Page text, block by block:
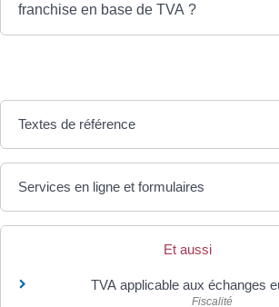
franchise en base de TVA ?
Textes de référence
Services en ligne et formulaires
Et aussi
TVA applicable aux échanges
Fiscalité